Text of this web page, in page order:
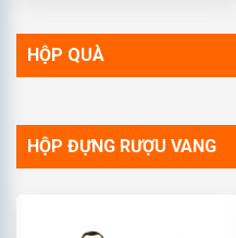
HỘP QUÀ
HỘP ĐỰNG RƯỢU VANG